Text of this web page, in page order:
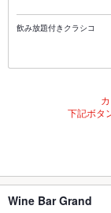
飲み放題付きクラシコ
下記ボタ
Wine Bar Grand